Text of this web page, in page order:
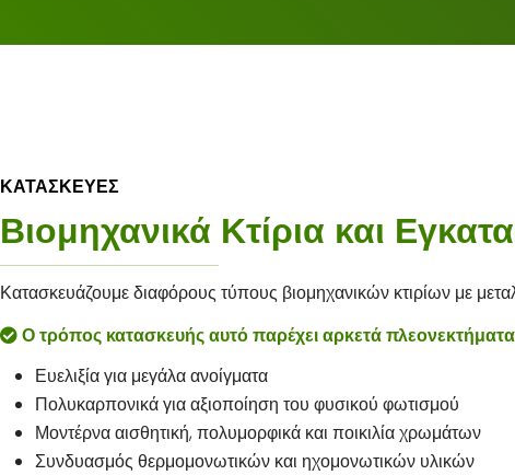
ΚΑΤΑΣΚΕΥΕΣ
Βιομηχανικά Κτίρια και
Κατασκευάζουμε διαφόρους τύπους βιομηχανικών κτιρίων με
Ο τρόπος κατασκευής αυτό παρέχει αρκετά
Ευελιξία για μεγάλα ανοίγματα
Πολυκαρπονικά για αξιοποίηση του φυσικού φωτισμού
Μοντέρνα αισθητική, πολυμορφικά και ποικιλία χρωμάτων
Συνδυασμός θερμομονωτικών και ηχομονωτικών υλικών